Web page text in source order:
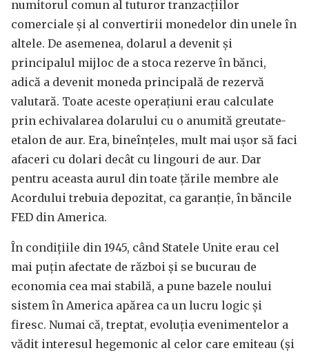
numitorul comun al tuturor tranzacțiilor
comerciale și al convertirii monedelor din unele în
altele. De asemenea, dolarul a devenit și
principalul mijloc de a stoca rezerve în bănci,
adică a devenit moneda principală de rezervă
valutară. Toate aceste operațiuni erau calculate
prin echivalarea dolarului cu o anumită greutate-
etalon de aur. Era, bineînțeles, mult mai ușor să faci
afaceri cu dolari decât cu lingouri de aur. Dar
pentru aceasta aurul din toate țările membre ale
Acordului trebuia depozitat, ca garanție, în băncile
FED din America.
În condițiile din 1945, când Statele Unite erau cel
mai puțin afectate de război și se bucurau de
economia cea mai stabilă, a pune bazele noului
sistem în America apărea ca un lucru logic și
firesc. Numai că, treptat, evoluția evenimentelor a
vădit interesul hegemonic al celor care emiteau (și